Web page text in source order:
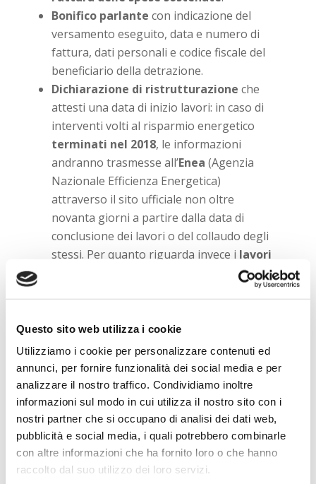
Questo sito web utilizza i cookie
Utilizziamo i cookie per personalizzare contenuti ed
annunci, per fornire funzionalità dei social media e per
analizzare il nostro traffico. Condividiamo inoltre
informazioni sul modo in cui utilizza il nostro sito con i
nostri partner che si occupano di analisi dei dati web,
pubblicità e social media, i quali potrebbero combinarle
con altre informazioni che ha fornito loro o che hanno
raccolto dal suo utilizzo dei loro servizi.
Bonifico parlante con indicazione del
versamento eseguito, data e numero di
fattura, dati personali e codice fiscale del
beneficiario della detrazione.
Dichiarazione di ristrutturazione che
attesti una data di inizio lavori: in caso di
interventi volti al risparmio energetico
terminati nel 2018, le informazioni
andranno trasmesse all’Enea (Agenzia
Nazionale Efficienza Energetica)
attraverso il sito ufficiale non oltre
novanta giorni a partire dalla data di
conclusione dei lavori o del collaudo degli
stessi. Per quanto riguarda invece i lavori
conclusi tra il 1°Gennaio 2018 e il 21
, il termine dei 90 giorni
quest’ultima data. Per gli interventi che
terminerannoentro il 2019, sarà attivata
a breve una nuova area del sito Enea per
trasmettere le dovute comunicazioni.
Attestato di partecipazionea un corso
di formazione che confermi l’acquisizione
delle competenze necessarie in caso di
interventi di autoinstallazione di pannelli
solari.